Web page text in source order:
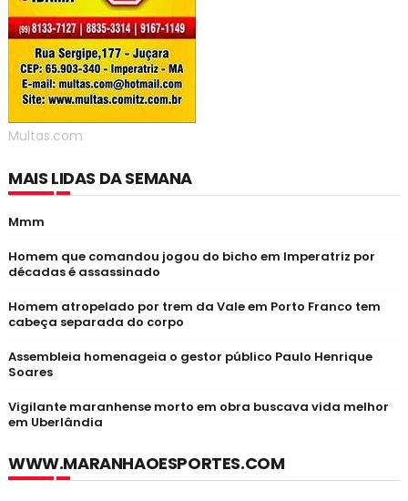
Multas.com
MAIS LIDAS DA SEMANA
Mmm
Homem que comandou jogou do bicho em Imperatriz por
décadas é assassinado
Homem atropelado por trem da Vale em Porto Franco tem
cabeça separada do corpo
Assembleia homenageia o gestor público Paulo Henrique
Soares
Vigilante maranhense morto em obra buscava vida melhor
em Uberlândia
WWW.MARANHAOESPORTES.COM